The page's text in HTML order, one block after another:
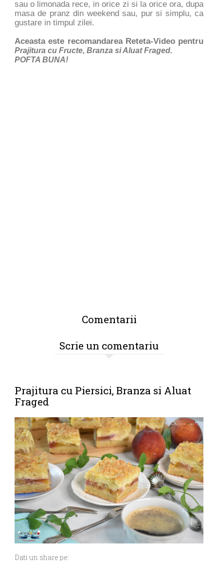
sau o limonada rece, in orice zi si la orice ora, dupa
masa de pranz din weekend sau, pur si simplu, ca
gustare in timpul zilei.
Aceasta este recomandarea Reteta-Video pentru
Prajitura cu Fructe, Branza si Aluat Fraged.
POFTA BUNA!
Comentarii
Scrie un comentariu
Prajitura cu Piersici, Branza si Aluat
Fraged
Dati un share pe: